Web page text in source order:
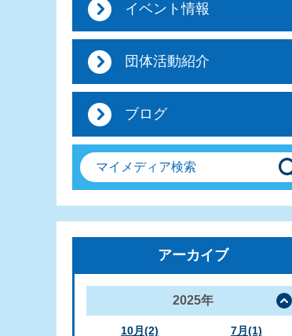
イベント情報
団体活動紹介
ブログ
マイメディア検索
アーカイブ
2025年
10月(2) 7月(1)